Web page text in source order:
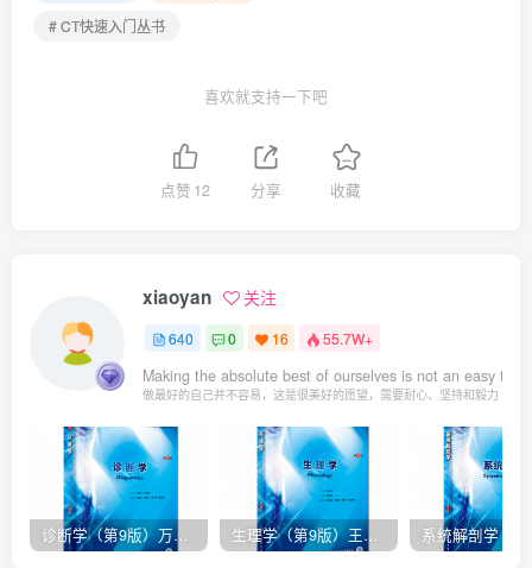
# CT快速入门丛书
喜欢就支持一下吧
点赞 12 分享 收藏
xiaoyan 关注
640 0 16 55.7W+
Making the absolute best of ourselves is not an easy
做最好的自己并不容易，这是很美好的愿望，需要耐心、坚持和毅力
诊断学（第9版）万学红主编_人卫版教材.PDF电子书下载 生理学（第9版）王庭槐主编_人卫版教材.PDF电子书下载